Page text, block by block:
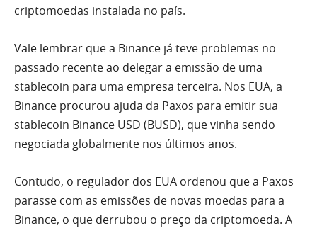
criptomoedas instalada no país.
Vale lembrar que a Binance já teve problemas no
passado recente ao delegar a emissão de uma
stablecoin para uma empresa terceira. Nos EUA, a
Binance procurou ajuda da Paxos para emitir sua
stablecoin Binance USD (BUSD), que vinha sendo
negociada globalmente nos últimos anos.
Contudo, o regulador dos EUA ordenou que a Paxos
parasse com as emissões de novas moedas para a
Binance, o que derrubou o preço da criptomoeda. A